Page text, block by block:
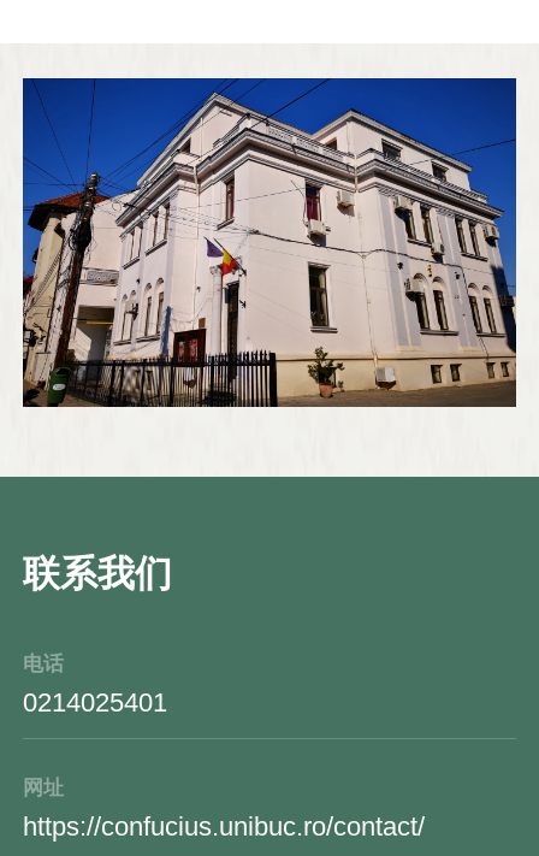
中孔子课堂（Confucius Classroom at
Ferdinand I National High School）、森诺博经
济高中孔子课堂（Confucius Classroom at A.
D. Xenopol Economic College）、欧亚学校孔
子课堂（Confucius Classroom at EuroEd
School）和“埃列娜•库扎”国立中学孔子课堂
（Confucius Classroom at “Elena Cuza”
National College）。另外还有13个汉语教学
高考会考科目。布大孔院协助罗马尼亚教育部
并获教育部批准。布大孔院在致力于汉语教学
的同时，在中国文化传播、中外合作、学术研
究以及自身建设等方面同样取得了丰硕成果。
联系我们
电话
0214025401
网址
https://confucius.unibuc.ro/contact/